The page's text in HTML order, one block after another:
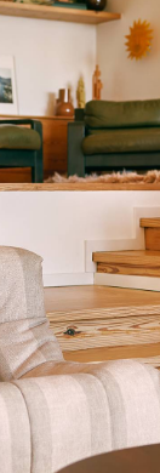
de
chaque
conviennent
modèle agréable
faut d’originalité à